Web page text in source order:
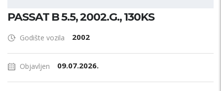
PASSAT B 5.5, 2002.G., 130KS
Godište vozila 2002
Objavljen 09.07.2026.